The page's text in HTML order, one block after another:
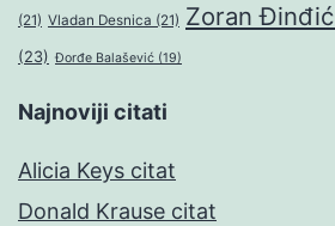
(21) Vladan Desnica (21) Zoran Đinđić
(23) Đorđe Balašević (19)
Najnoviji citati
Alicia Keys citat
Donald Krause citat